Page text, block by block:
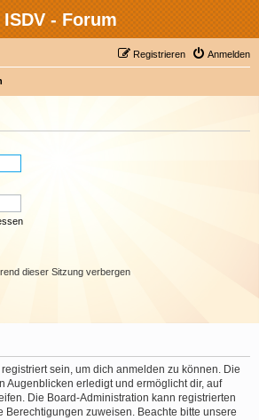
ISDV - Forum
Anmelden
Registrieren
dieser Sitzung verbergen
sein, um dich anmelden zu können. Die
Augenblicken erledigt und ermöglicht dir, auf
Die Board-Administration kann registrierten
Berechtigungen zuweisen. Beachte bitte unsere